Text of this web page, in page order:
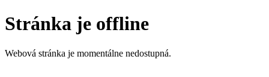
Stránka je offline
Webová stránka je momentálne nedostupná.